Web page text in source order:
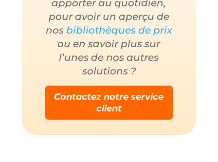
apporter au quotidien,
pour avoir un aperçu de
nos bibliothèques de prix
ou en savoir plus sur
l’unes de nos autres
solutions ?
Contactez notre service
client